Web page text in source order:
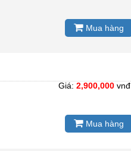
Mua hàng
Giá: 2,900,000vnđ
Mua hàng